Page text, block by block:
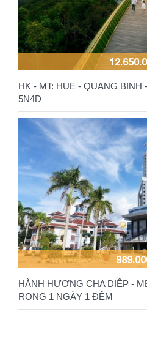
HK - MT: HUE - QUANG BINH
5N4D
HÀNH HƯƠNG CHA DIỆP -
RONG 1 NGÀY 1 ĐÊM